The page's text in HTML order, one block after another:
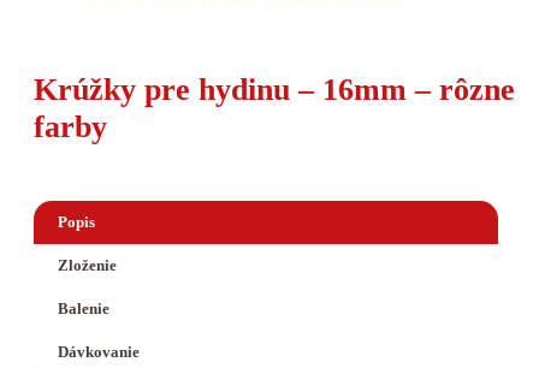
Krúžky pre hydinu – 16mm – rôzne
farby
Popis
Zloženie
Balenie
Dávkovanie